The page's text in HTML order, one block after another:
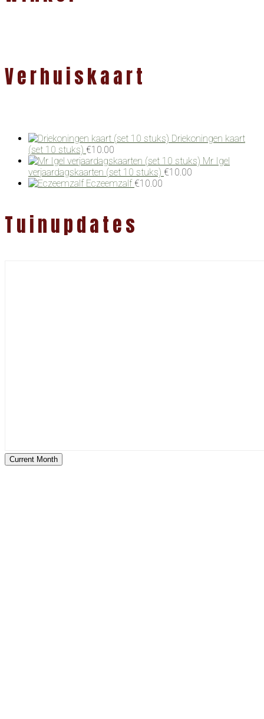
Verhuiskaart
Driekoningen kaart
(set 10 stuks) €10.00
Mr Igel
verjaardagskaarten (set 10 stuks) €10.00
Eczeemzalf €10.00
Tuinupdates
Current Month